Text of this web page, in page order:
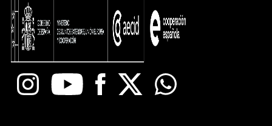
InstagramYoutube Facebook
X Whatsapp